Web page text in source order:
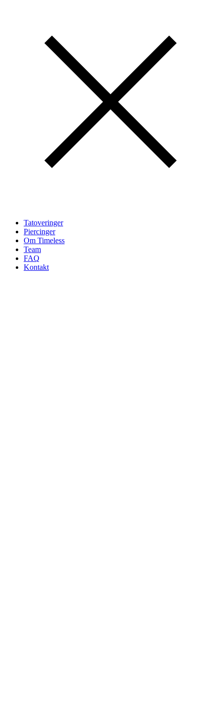
Tatoveringer
Piercinger
Om Timeless
Team
FAQ
Kontakt